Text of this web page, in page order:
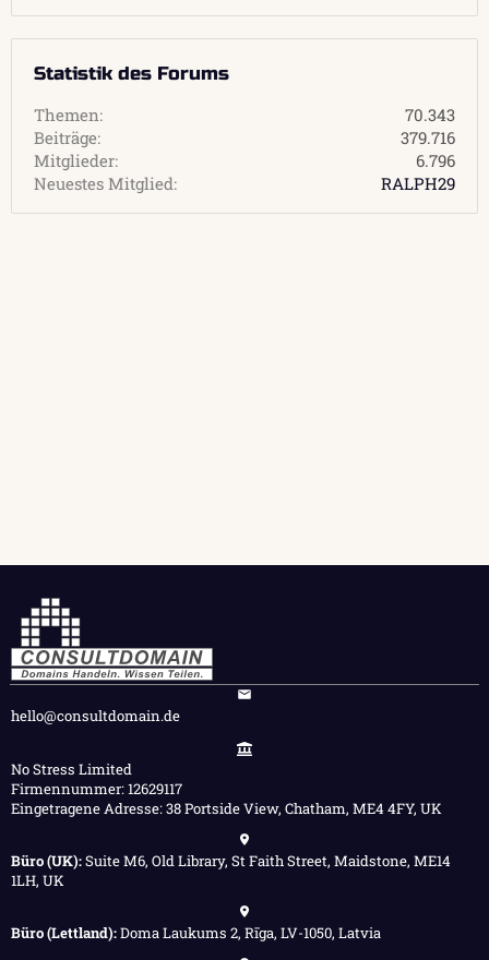
Statistik des Forums
Themen
70.343
Beiträge
379.716
Mitglieder
6.796
Neuestes Mitglied
RALPH29
hello@consultdomain.de
No Stress Limited
Firmennummer: 12629117
Eingetragene Adresse: 38 Portside View, Chatham, ME4 4FY, UK
Büro (UK):Suite M6, Old Library, St Faith Street, Maidstone, ME14
1LH, UK
Büro (Lettland):Doma Laukums 2, Rīga, LV-1050, Latvia